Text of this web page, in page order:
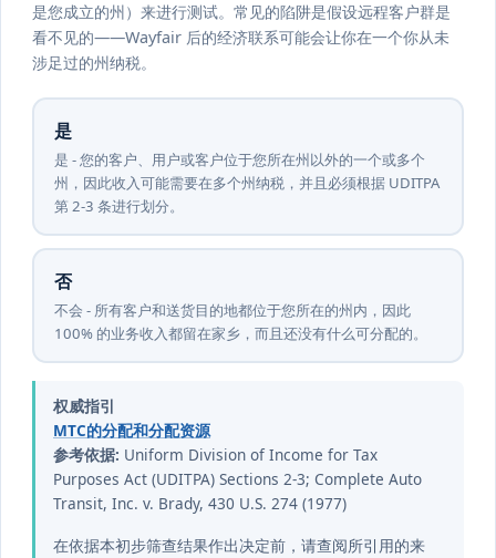
是您成立的州）来进行测试。常见的陷阱是假设远程客户群是
看不见的——Wayfair 后的经济联系可能会让你在一个你从未
涉足过的州纳税。
是
是 - 您的客户、用户或客户位于您所在州以外的一个或多个
州，因此收入可能需要在多个州纳税，并且必须根据 UDITPA
第 2-3 条进行划分。
否
不会 - 所有客户和送货目的地都位于您所在的州内，因此
100% 的业务收入都留在家乡，而且还没有什么可分配的。
权威指引
MTC的分配和分配资源
参考依据: Uniform Division of Income for Tax
Purposes Act (UDITPA) Sections 2-3; Complete Auto
Transit, Inc. v. Brady, 430 U.S. 274 (1977)
在依据本初步筛查结果作出决定前，请查阅所引用的来